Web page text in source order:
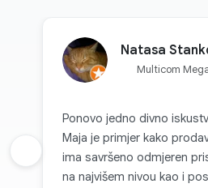
Natasa
Multicom
Ponovo jedno divno
Maja je primjer kako
ima savršeno odmjeren
na najvišem nivou kao i
Prethodna recenzija